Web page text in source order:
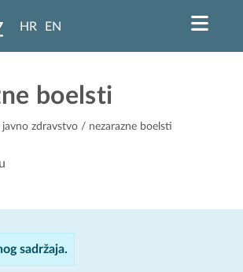
HR EN
boelsti
javno zdravstvo / nezarazne boelsti
sadržaja.